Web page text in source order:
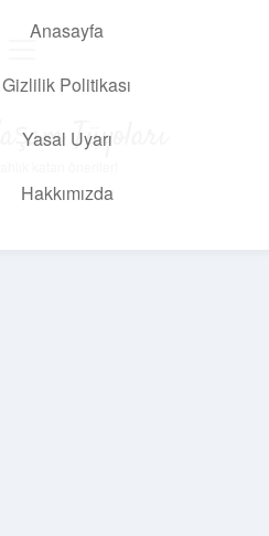
Anasayfa
Gizlilik Politikası
Yasal Uyarı
Hakkımızda
Tüyoları